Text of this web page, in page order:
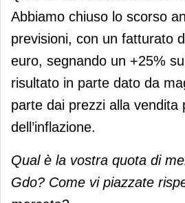
Abbiamo chiuso lo scorso
previsioni, con un fatturato
euro, segnando un +25%
risultato in parte dato da
parte dai prezzi alla vendita
dell’inflazione.
Qual è la vostra quota di
Gdo? Come vi piazzate